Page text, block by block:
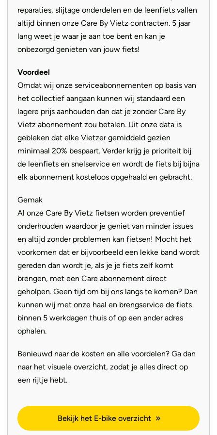
Deze elektrische fiets is uitgerust met het Purion display
van Bosch. Dit minimalistische boordcomputer heeft
makkelijk en eenvoudig te bedienen functies waaronder:
een meeloop functie en uiteraard kan gemakkelijk de
verlichting aan of uitgezet worden. Afgemonteerd met
spiegelvrij glas is dit een compleet en veelzijdig display.
reparaties, slijtage onderdelen en de leenfiets vallen
altijd binnen onze Care By Vietz contracten. 5 jaar
lang weet je waar je aan toe bent en kan je
onbezorgd genieten van jouw fiets!
Voordeel
Omdat wij onze serviceabonnementen op basis van
het collectief aangaan kunnen wij standaard een
lagere prijs aanhouden dan dat je zonder Care By
Vietz abonnement zou betalen. Uit onze data is
gebleken dat elke Vietzer gemiddeld gezien
minimaal 20% bespaart. Verder krijg je prioriteit bij
de leenfiets en snelservice en wordt de fiets bij bijna
elk abonnement kosteloos opgehaald en gebracht.
Gemak
Al onze Care By Vietz fietsen worden preventief
onderhouden waardoor je geniet van minder issues
en altijd zonder problemen kan fietsen! Mocht het
voorkomen dat er bijvoorbeeld een lekke band wordt
gereden dan wordt je, als je je fiets zelf komt
brengen, met een Care abonnement direct
geholpen. Geen tijd om bij ons langs te komen? Dan
kunnen wij met onze haal en brengservice de fiets
binnen 5 werkdagen thuis of op een ander adres
ophalen.
Benieuwd naar de kosten en alle voordelen? Ga dan
naar het visuele overzicht, zodat je alles direct op
een rijtje hebt.
Bekijk het E-bike overzicht